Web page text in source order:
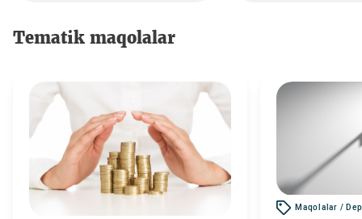
Tematik maqolalar
Maqolalar /